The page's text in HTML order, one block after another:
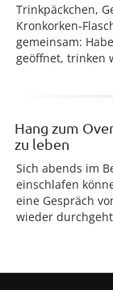
Trinkpäckchen,
Kronkorken-
gemeinsam:
geöffnet, trinken
Hang zum
zu leben
Sich abends im
einschlafen
eine Gespräch
wieder